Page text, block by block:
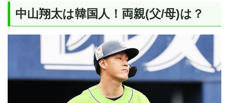
中山翔太は韓国人！両親(父/母)は？